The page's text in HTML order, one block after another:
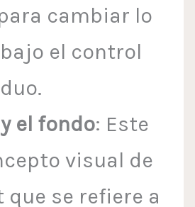
cambiar lo
el control
el fondo: Este
visual de
que se refiere a